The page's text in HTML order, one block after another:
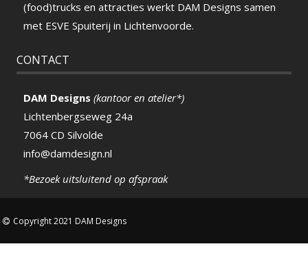
(food)trucks en attracties werkt DAM Designs samen
met ESVE Spuiterij in Lichtenvoorde.
CONTACT
DAM Designs (kantoor en atelier*)
Lichtenbergseweg 24a
7064 CD Silvolde
info@damdesign.nl
*Bezoek uitsluitend op afspraak
Copyright 2021 DAM Designs